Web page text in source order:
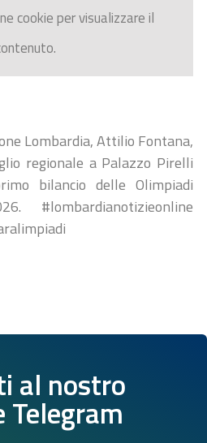
cookie per visualizzare il
Lombardia, Attilio Fontana,
regionale a Palazzo Pirelli
bilancio delle Olimpiadi
#lombardianotizieonline
al nostro
Telegram